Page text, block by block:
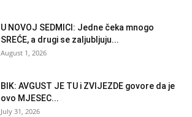
U NOVOJ SEDMICI: Jedne čeka mnogo
SREĆE, a drugi se zaljubljuju...
August 1, 2026
BIK: AVGUST JE TU i ZVIJEZDE govore da je
ovo MJESEC...
July 31, 2026